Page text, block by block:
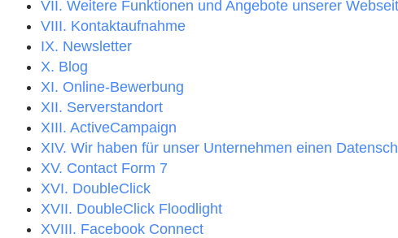
VII. Weitere Funktionen und Angebote unserer
VIII. Kontaktaufnahme
IX. Newsletter
X. Blog
XI. Online-Bewerbung
XII. Serverstandort
XIII. ActiveCampaign
XIV. Wir haben für unser Unternehmen einen
XV. Contact Form 7
XVI. DoubleClick
XVII. DoubleClick Floodlight
XVIII. Facebook Connect